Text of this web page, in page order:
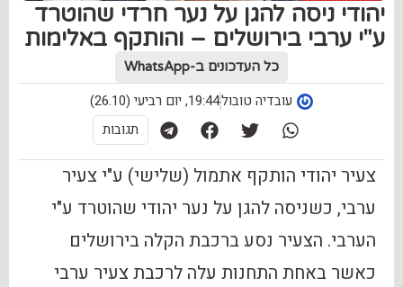
יהודי ניסה להגן על נער חרדי שהוטרד
ע"י ערבי בירושלים – והותקף באלימות
כל העדכונים ב-WhatsApp
עובדיה טובול19:44, יום רביעי (26.10)
תגובות
צעיר יהודי הותקף אתמול (שלישי) ע"י צעיר
ערבי, כשניסה להגן על נער יהודי שהוטרד ע"י
הערבי. הצעיר נסע ברכבת הקלה בירושלים
כאשר באחת התחנות עלה לרכבת צעיר ערבי